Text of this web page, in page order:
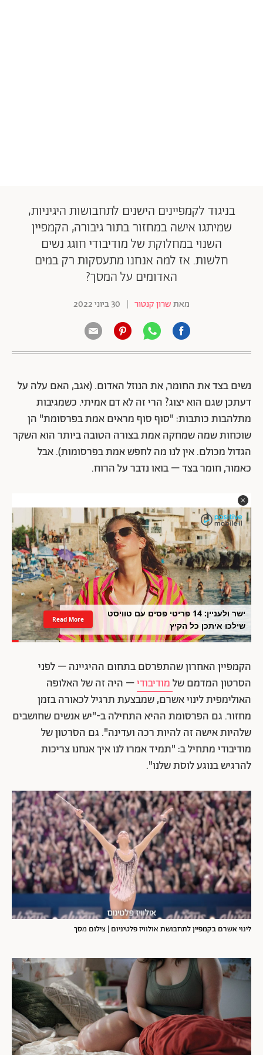
בניגוד לקמפיינים הישנים לתחבושות היגיניות,
שמיתגו אישה במחזור בתור גיבורה, הקמפיין
השנוי במחלוקת של מודיבודי חוגג נשים
חלשות. אז למה אנחנו מתעסקות רק במים
האדומים על המסך?
מאתשרון קנטור | 30 ביוני 2022
נשים בצד את החומר, את הנוזל האדום.(אגב, האם עלה על
דעתכן שגם הוא יצוג? הרי זה לא דם אמיתי. כשמגיבות
מתלהבות כותבות: "סוף סוף מראים אמת בפרסומת" הן
שוכחות שמה שמחקה אמת בצורה הטובה ביותר הוא השקר
הגדול מכולם.אין לנו מה לחפש אמת בפרסומות).אבל
כאמור, חומר בצד – בואו נדבר על הרוח.
ישר ולעניין: 14 פריטי פסים עם טוויסט
שילכו איתכן כל הקיץ
Read More
הקמפיין האחרון שהתפרסם בתחום ההיגיינה – לפני
הסרטון המדמם שלמודיבודי– היה זה של האלופה
האולימפית לינוי אשרם, שמבצעת תרגיל לכאורה בזמן
מחזור. גם הפרסומת ההיא התחילה ב-"יש אנשים שחושבים
שלהיות אישה זה להיות רכה ועדינה". גם הסרטון של
מודיבודי מתחיל ב: "תמיד אמרו לנו איך אנחנו צריכות
להרגיש בנוגע לוסת שלנו".
לינוי אשרם בקמפיין לתחבושת אולוויז פלטיניום | צילום מסך